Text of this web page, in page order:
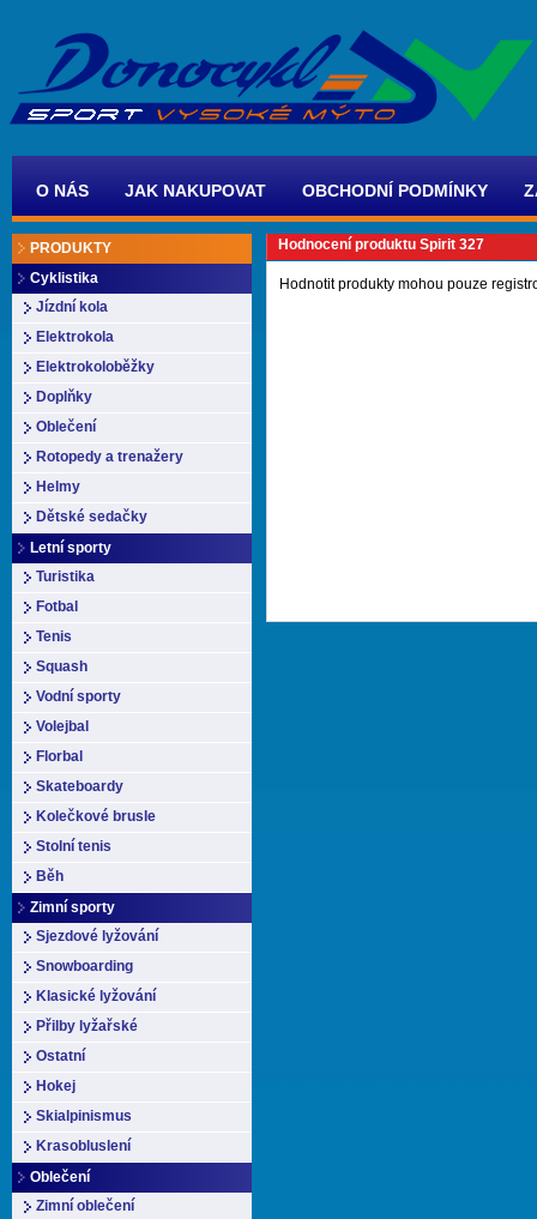
O NÁS JAK NAKUPOVAT OBCHODNÍ PODMÍNKY
PRODUKTY
Cyklistika
Jízdní kola
Elektrokola
Elektrokoloběžky
Doplňky
Oblečení
Rotopedy a trenažery
Helmy
Dětské sedačky
Letní sporty
Turistika
Fotbal
Tenis
Squash
Vodní sporty
Volejbal
Florbal
Skateboardy
Kolečkové brusle
Stolní tenis
Běh
Zimní sporty
Sjezdové lyžování
Snowboarding
Klasické lyžování
Přilby lyžařské
Ostatní
Hokej
Skialpinismus
Krasobluslení
Oblečení
Zimní oblečení
Hodnocení produktu Spirit 327
Hodnotit produkty mohou pouze